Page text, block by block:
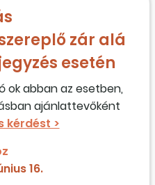
zár alá
esetén
ok abban az esetben,
ajánlattevőként
(zár alá
meg, amely
16.